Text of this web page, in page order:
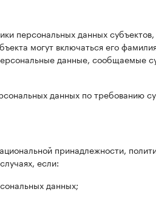
персональных данных
могут включаться его
данные, сообщаемые
данных по требованию
принадлежности,
если:
данных;